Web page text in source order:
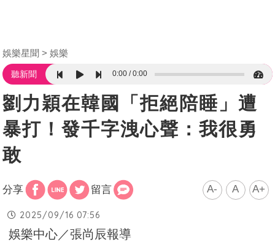
娛樂星聞 娛樂
聽新聞 0:00 0:00
劉力穎在韓國「拒絕陪睡」遭
暴打！發千字洩心聲：我很勇
敢
分享 留言 A- A A+
2025/09/16 07:56
娛樂中心／張尚辰報導